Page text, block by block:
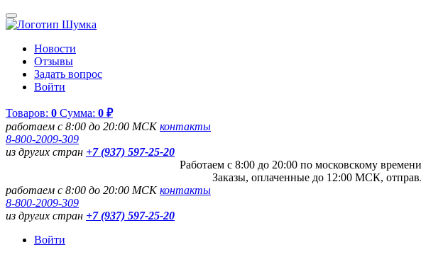
Новости
Отзывы
Задать вопрос
Войти
Товаров: 0 Сумма: 0 ₽
работаем с 8:00 до 20:00 МСКконтакты
8-800-2009-309
из других стран +7 (937) 597-25-20
Работаем с 8:00 до 20:00 по московскому
Заказы, оплаченные до 12:00 МСК,
работаем с 8:00 до 20:00 МСКконтакты
8-800-2009-309
из других стран +7 (937) 597-25-20
Войти